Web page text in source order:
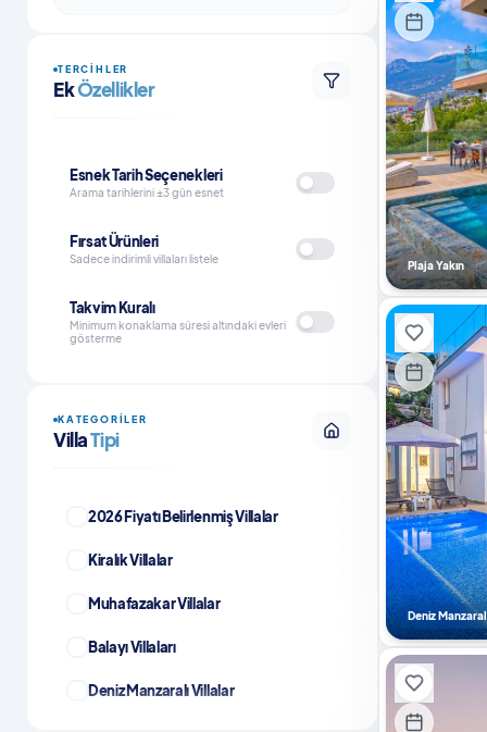
TERCIHLER
EkÖzellikler
Esnek Tarih Seçenekleri
Arama tarihlerini ±3 gün esnet
Fırsat Ürünleri
Sadece indirimli villaları listele
Takvim Kuralı
Minimum konaklama süresi altındaki evleri
gösterme
KATEGORILER
VillaTipi
2026 Fiyatı Belirlenmiş Villalar
Kiralık Villalar
Muhafazakar Villalar
Balayı Villaları
Deniz Manzaralı Villalar
Plaja Yakın
Deniz